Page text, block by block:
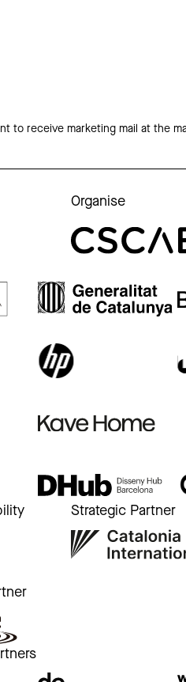
to receive marketing mail at the
Organise
Strategic Partner